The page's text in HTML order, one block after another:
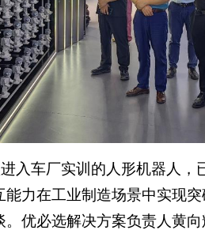
入车厂实训的人形机器人
力在工业制造场景中实现
优必选解决方案负责人黄